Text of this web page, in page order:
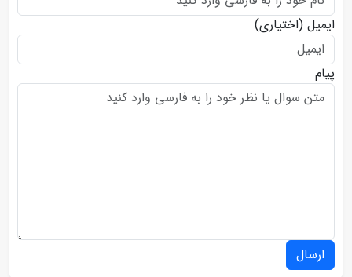
ایمیل (اختیاری)
پیام
ارسال